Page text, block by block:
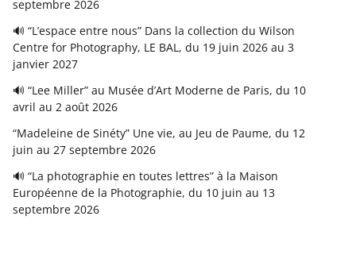
septembre 2026
🔊 “L’espace entre nous” Dans la collection du Wilson
Centre for Photography, LE BAL, du 19 juin 2026 au 3
janvier 2027
🔊 “Lee Miller” au Musée d’Art Moderne de Paris, du 10
avril au 2 août 2026
“Madeleine de Sinéty” Une vie, au Jeu de Paume, du 12
juin au 27 septembre 2026
🔊 “La photographie en toutes lettres” à la Maison
Européenne de la Photographie, du 10 juin au 13
septembre 2026